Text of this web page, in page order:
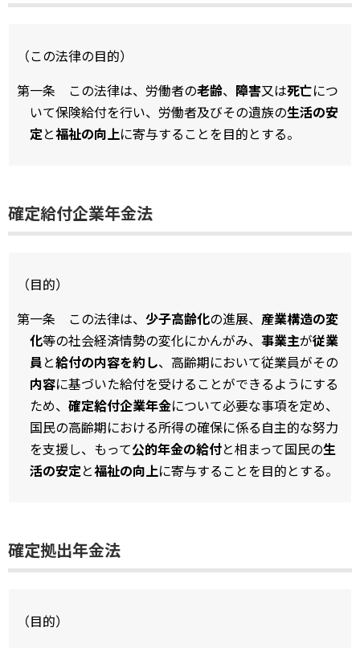
（この法律の目的）
第一条 この法律は、労働者の老齢、 障害又は死亡につ
いて保険給付を行い、労働者及びその遺族の生活の安
定と福祉の向上に寄与することを目的とする。
確定給付企業年金法
（目的）
第一条 この法律は、 少子高齢化の進展、 産業構造の変
化等の社会経済情勢の変化にかんがみ、 事業主が従業
員と給付の内容を約し、高齢期において従業員がその
内容に基づいた給付を受けることができるようにする
ため、 確定給付企業年金について必要な事項を定め、
国民の高齢期における所得の確保に係る自主的な努力
を支援し、もって公的年金の給付と相まって国民の生
活の安定と福祉の向上に寄与することを目的とする。
確定拠出年金法
（目的）